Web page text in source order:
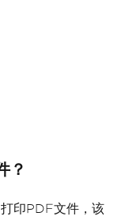
？
印PDF文件，该